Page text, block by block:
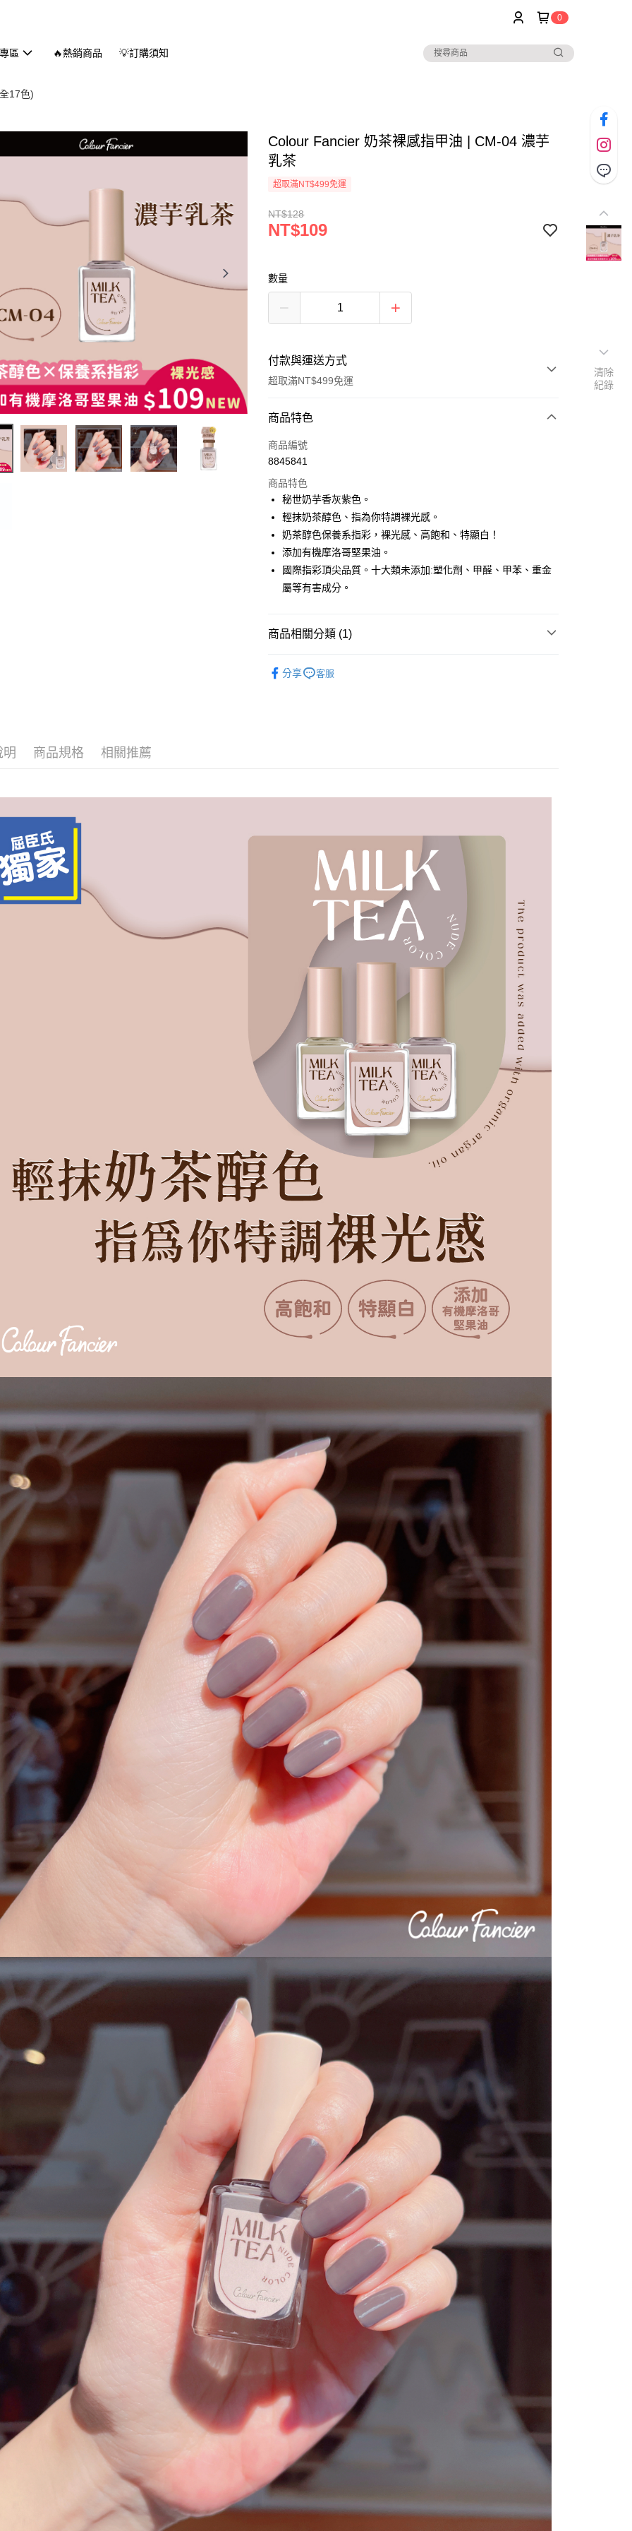
0
區 🔥熱銷商品 💡訂購須知
17色)
Colour Fancier 奶茶裸感指甲油 | CM-04 濃芋
乳茶
超取滿NT$499免運
NT$128
NT$109
數量
付款與運送方式
超取滿NT$499免運
付款方式
信用卡一次付款
LINE Pay
Apple Pay
街口支付
悠遊付
商品特色
商品編號
8845841
商品特色
秘世奶芋香灰紫色。
輕抹奶茶醇色、指為你特調裸光感。
奶茶醇色保養系指彩，裸光感、高飽和、特顯白！
添加有機摩洛哥堅果油。
國際指彩頂尖品質。十大類未添加:塑化劑、甲醛、甲苯、重金
屬等有害成分。
商品相關分類 (1)
分享
客服
明 商品規格 相關推薦
清除
紀錄